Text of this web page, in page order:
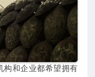
构和企业都希望拥有